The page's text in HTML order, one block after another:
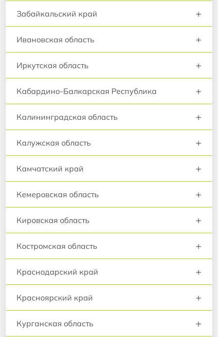
Забайкальский край +
Ивановская область +
Иркутская область +
Кабардино-Балкарская Республика +
Калининградская область +
Калужская область +
Камчатский край +
Кемеровская область +
Кировская область +
Костромская область +
Краснодарский край +
Красноярский край +
Курганская область +